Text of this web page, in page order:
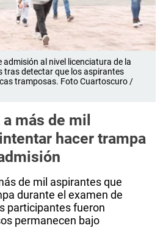
admisión al nivel licenciatura de la
tras detectar que los aspirantes
tramposas. Foto Cuartoscuro /
más de mil
hacer trampa
de mil aspirantes que
durante el examen de
participantes fueron
permanecen bajo